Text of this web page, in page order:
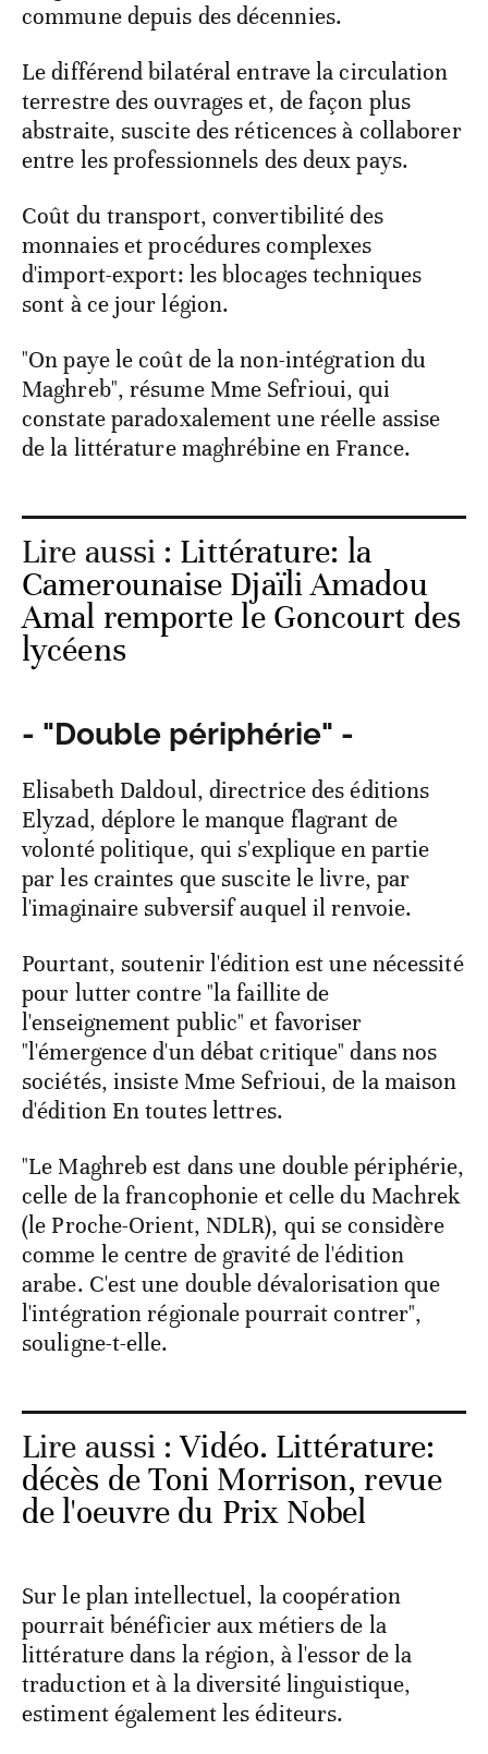
commune depuis des décennies.
Le différend bilatéral entrave la circulation
terrestre des ouvrages et, de façon plus
abstraite, suscite des réticences à collaborer
entre les professionnels des deux pays.
Coût du transport, convertibilité des
monnaies et procédures complexes
d'import-export: les blocages techniques
sont à ce jour légion.
"On paye le coût de la non-intégration du
Maghreb", résume Mme Sefrioui, qui
constate paradoxalement une réelle assise
de la littérature maghrébine en France.
Lire aussi : Littérature: la
Camerounaise Djaïli Amadou
Amal remporte le Goncourt des
lycéens
- "Double périphérie" -
Elisabeth Daldoul, directrice des éditions
Elyzad, déplore le manque flagrant de
volonté politique, qui s'explique en partie
par les craintes que suscite le livre, par
l'imaginaire subversif auquel il renvoie.
Pourtant, soutenir l'édition est une nécessité
pour lutter contre "la faillite de
l'enseignement public" et favoriser
"l'émergence d'un débat critique" dans nos
sociétés, insiste Mme Sefrioui, de la maison
d'édition En toutes lettres.
"Le Maghreb est dans une double périphérie,
celle de la francophonie et celle du Machrek
(le Proche-Orient, NDLR), qui se considère
comme le centre de gravité de l'édition
arabe. C'est une double dévalorisation que
l'intégration régionale pourrait contrer",
souligne-t-elle.
Lire aussi :Vidéo. Littérature:
décès de Toni Morrison, revue
de l'oeuvre du Prix Nobel
Sur le plan intellectuel, la coopération
pourrait bénéficier aux métiers de la
littérature dans la région, à l'essor de la
traduction et à la diversité linguistique,
estiment également les éditeurs.